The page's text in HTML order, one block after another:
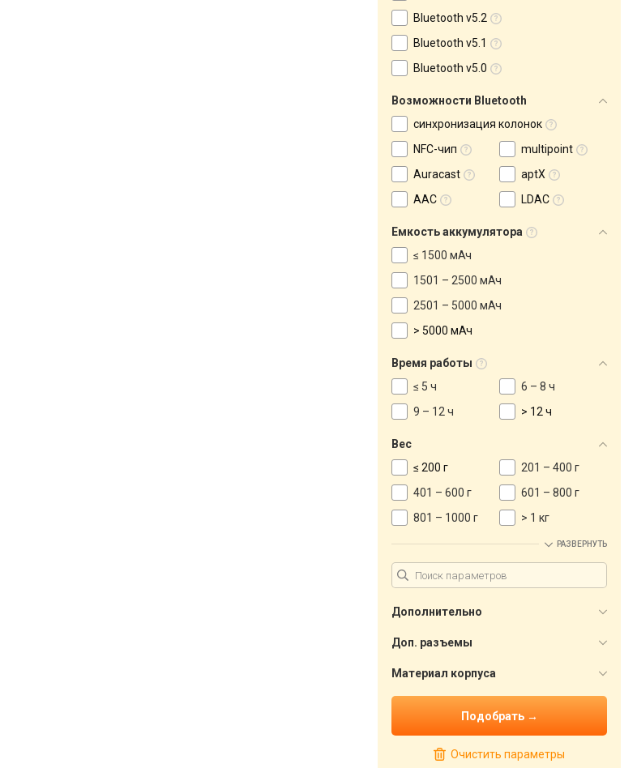
Bluetooth v5.2
Bluetooth v5.1
Bluetooth v5.0
Возможности Bluetooth
синхронизация колонок
NFC-чип
multipoint
Auracast
aptX
AAC
LDAC
Емкость аккумулятора
≤ 1500 мАч
1501 – 2500 мАч
2501 – 5000 мАч
> 5000 мАч
Время работы
≤ 5 ч
6 – 8 ч
9 – 12 ч
> 12 ч
Вес
≤ 200 г
201 – 400 г
401 – 600 г
601 – 800 г
801 – 1000 г
> 1 кг
РАЗВЕРНУТЬ
Дополнительно
Доп. разъемы
Материал корпуса
Очистить параметры